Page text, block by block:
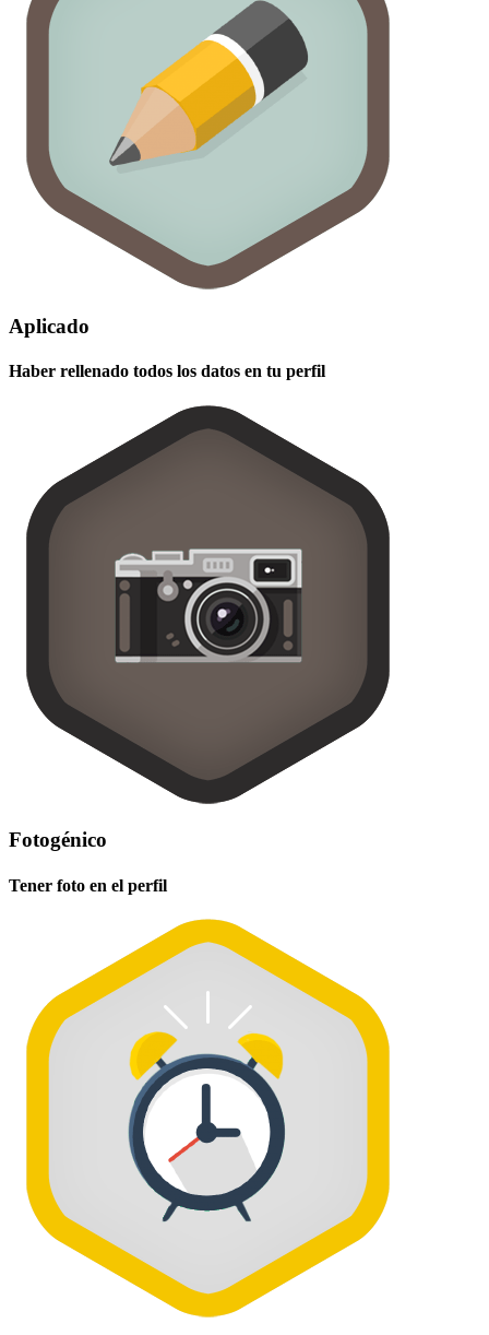
Aplicado
Haber rellenado todos los datos en tu perfil
Fotogénico
Tener foto en el perfil